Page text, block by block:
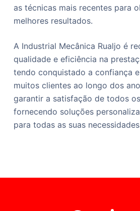
as técnicas mais recentes para
melhores resultados.
A Industrial Mecânica Rualjo é
qualidade e eficiência na
tendo conquistado a confiança
muitos clientes ao longo dos
garantir a satisfação de todos
fornecendo soluções
para todas as suas